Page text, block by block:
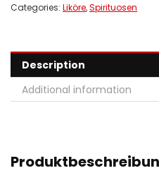
Categories: Liköre,Spirituosen
Description
Additional information